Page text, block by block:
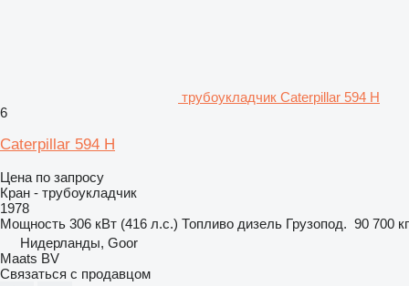
трубоукладчик Caterpillar 594 H
6
Caterpillar 594 H
Цена по запросу
Кран - трубоукладчик
1978
Мощность 306 кВт (416 л.с.) Топливо дизель Грузопод. 90 700 кг
Нидерланды, Goor
Maats BV
Связаться с продавцом